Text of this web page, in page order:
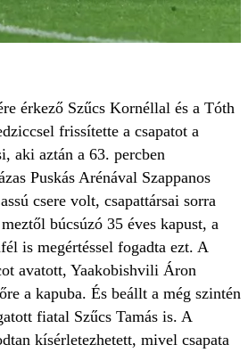
érkező Szűcs Kornéllal és a Tóth
frissítette a csapatot a
aki aztán a 63. percben
Puskás Arénával Szappanos
csere volt, csapattársai sorra
búcsúzó 35 éves kapust, a
is megértéssel fogadta ezt. A
avatott, Yaakobishvili Áron
a kapuba. És beállt a még szintén
fiatal Szűcs Tamás is. A
kísérletezhetett, mivel csapata